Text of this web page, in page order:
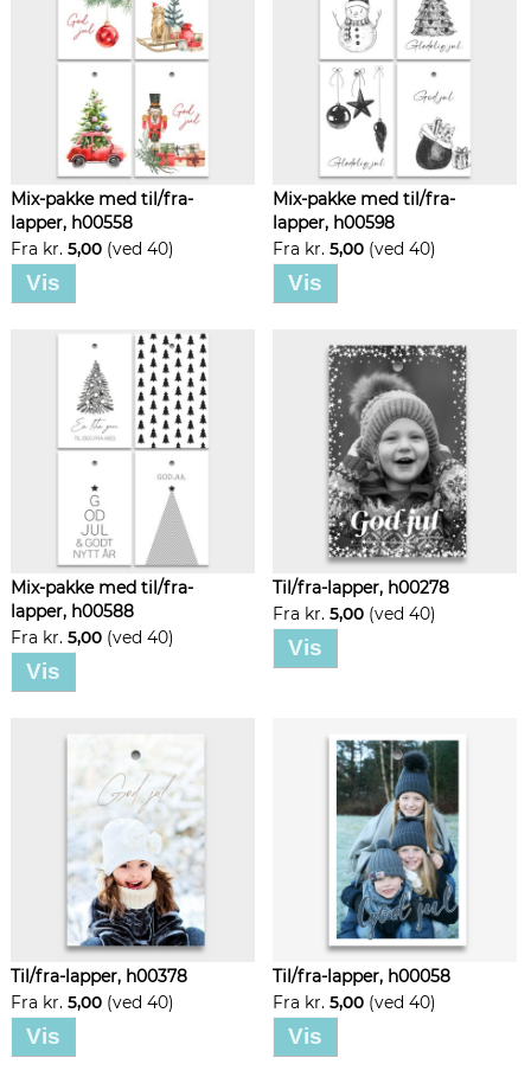
Mix-pakke med til/fra-
lapper, h00558
Fra kr. 5,00 (ved 40)
Vis
Mix-pakke med til/fra-
lapper, h00598
Fra kr. 5,00 (ved 40)
Vis
Mix-pakke med til/fra-
lapper, h00588
Fra kr. 5,00 (ved 40)
Vis
Til/fra-lapper, h00278
Fra kr. 5,00 (ved 40)
Vis
Til/fra-lapper, h00378
Fra kr. 5,00 (ved 40)
Vis
Til/fra-lapper, h00058
Fra kr. 5,00 (ved 40)
Vis